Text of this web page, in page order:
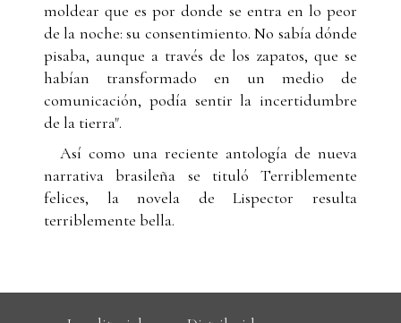
moldear que es por donde se entra en lo peor
de la noche: su consentimiento. No sabía dónde
pisaba, aunque a través de los zapatos, que se
habían transformado en un medio de
comunicación, podía sentir la incertidumbre
de la tierra".
Así como una reciente antología de nueva
narrativa brasileña se tituló Terriblemente
felices, la novela de Lispector resulta
terriblemente bella.